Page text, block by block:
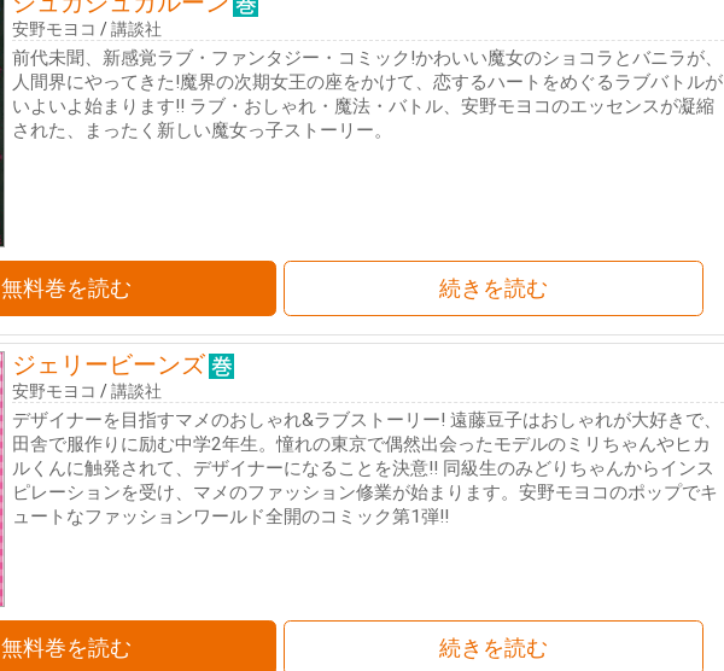
安野モヨコ /講談社
前代未聞、新感覚ラブ・ファンタジー・コミック!かわいい魔女のショコラとバニラが、
人間界にやってきた!魔界の次期女王の座をかけて、恋するハートをめぐるラブバトルが
いよいよ始まります!! ラブ・おしゃれ・魔法・バトル、安野モヨコのエッセンスが凝縮
された、まったく新しい魔女っ子ストーリー。
無料巻を読む 続きを読む
ジェリービーンズ
安野モヨコ /講談社
デザイナーを目指すマメのおしゃれ&ラブストーリー! 遠藤豆子はおしゃれが大好きで、
田舎で服作りに励む中学2年生。憧れの東京で偶然出会ったモデルのミリちゃんやヒカ
ルくんに触発されて、デザイナーになることを決意!! 同級生のみどりちゃんからインス
ピレーションを受け、マメのファッション修業が始まります。安野モヨコのポップでキ
ュートなファッションワールド全開のコミック第1弾!!
無料巻を読む 続きを読む